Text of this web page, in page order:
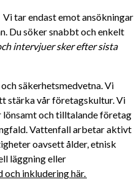
Vi tar endast emot ansökningar
Du söker snabbt och enkelt
intervjuer sker efter sista
säkerhetsmedvetna. Vi
stärka vår företagskultur. Vi
och tilltalande företag
Vattenfall arbetar aktivt
oavsett ålder, etnisk
läggning eller
och inkludering här.